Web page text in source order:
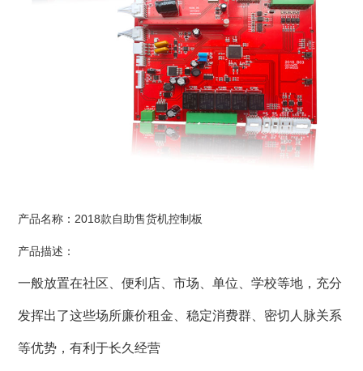
产品名称：2018款自助售货机控制板
产品描述：
一般放置在社区、便利店、市场、单位、学校等地，充分
发挥出了这些场所廉价租金、稳定消费群、密切人脉关系
等优势，有利于长久经营